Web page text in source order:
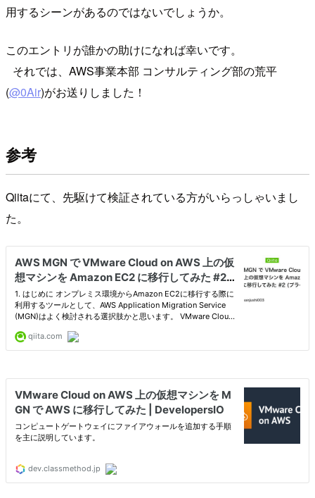
用するシーンがあるのではないでしょうか。
このエントリが誰かの助けになれば幸いです。
それでは、AWS事業本部 コンサルティング部の荒平
(@0Air)がお送りしました！
参考
Qiitaにて、先駆けて検証されている方がいらっしゃいまし
た。